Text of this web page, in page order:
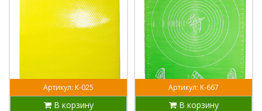
Артикул: К-025
В корзину
Артикул: К-667
В корзину